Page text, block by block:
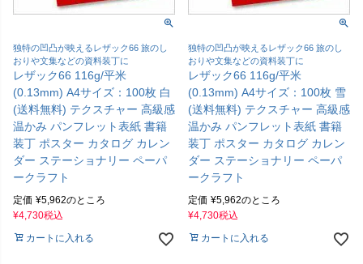
独特の凹凸が映えるレザック66 旅のし
おりや文集などの資料装丁に
レザック66 116g/平米
(0.13mm) A4サイズ：100枚 白
(送料無料) テクスチャー 高級感
温かみ パンフレット表紙 書籍
装丁 ポスター カタログ カレン
ダー ステーショナリー ペーパ
ークラフト
定価 ¥5,962のところ
¥4,730税込
カートに入れる
独特の凹凸が映えるレザック66 旅のし
おりや文集などの資料装丁に
レザック66 116g/平米
(0.13mm) A4サイズ：100枚 雪
(送料無料) テクスチャー 高級感
温かみ パンフレット表紙 書籍
装丁 ポスター カタログ カレン
ダー ステーショナリー ペーパ
ークラフト
定価 ¥5,962のところ
¥4,730税込
カートに入れる